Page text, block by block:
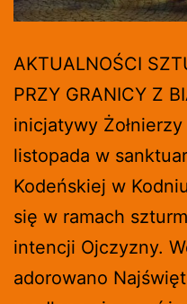
AKTUALNOŚCI
PRZY GRANICY Z
inicjatywy
listopada w
Kodeńskiej w
się w ramach
intencji Ojczyzny.
adorowano